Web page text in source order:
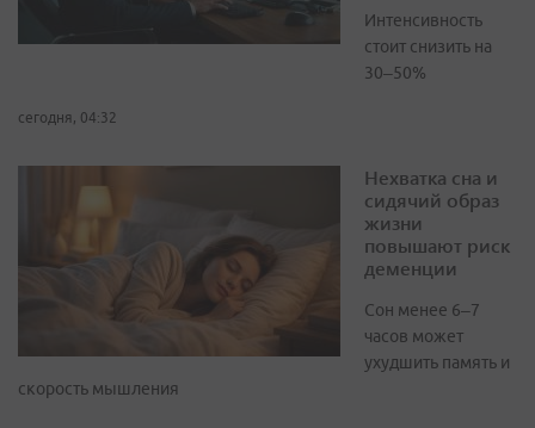
Интенсивность
стоит снизить на
30–50%
сегодня, 04:32
Нехватка сна и
сидячий образ
жизни
повышают риск
деменции
Сон менее 6–7
часов может
ухудшить память и
скорость мышления